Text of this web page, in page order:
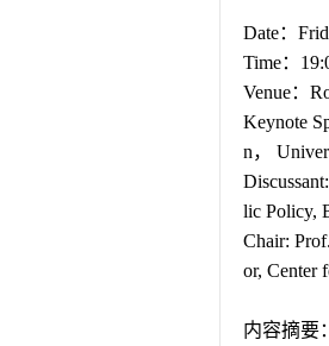
Date：
Time：
Venue：
Keynote
n，
lic Policy,
Chair:
or, Center
内容摘要：